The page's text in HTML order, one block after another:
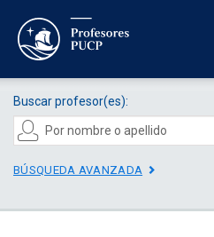
Buscar profesor(es):
BÚSQUEDA AVANZADA